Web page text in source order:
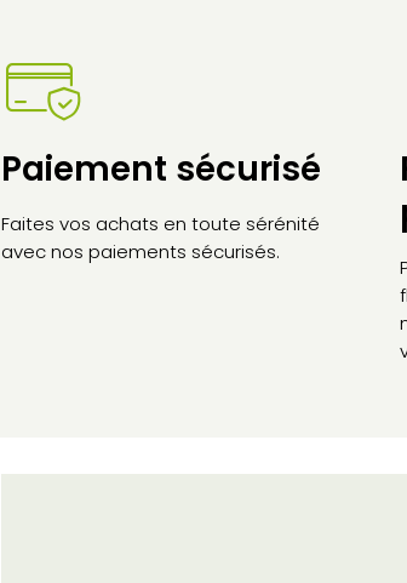
Paiement sécurisé
Faites vos achats en toute sérénité
avec nos paiements sécurisés.